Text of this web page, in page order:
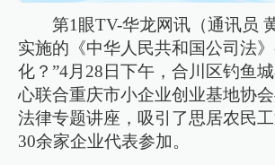
第1眼TV-华龙网讯（通讯员
实施的《中华人民共和国公司法
化？”4月28日下午，合川区钓鱼
心联合重庆市小企业创业基地协
法律专题讲座，吸引了思居农民
30余家企业代表参加。